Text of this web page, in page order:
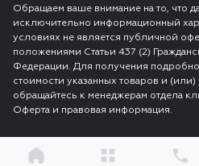
Обращаем ваше внимание на то, что
исключительно информационный
условиях не является публичной
положениями Статьи 437 (2)
Федерации. Для получения
стоимости указанных товаров и (или)
обращайтесь к менеджерам отдела
Оферта и правовая информация.